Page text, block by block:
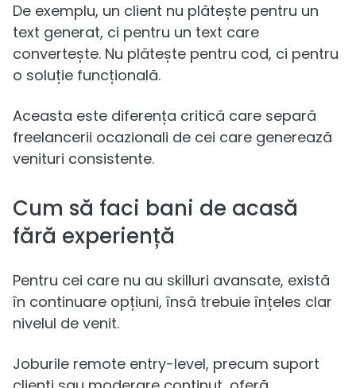
De exemplu, un client nu plătește pentru un
text generat, ci pentru un text care
convertește. Nu plătește pentru cod, ci pentru
o soluție funcțională.
Aceasta este diferența critică care separă
freelancerii ocazionali de cei care generează
venituri consistente.
Cum să faci bani de acasă
fără experiență
Pentru cei care nu au skilluri avansate, există
în continuare opțiuni, însă trebuie înțeles clar
nivelul de venit.
Joburile remote entry-level, precum suport